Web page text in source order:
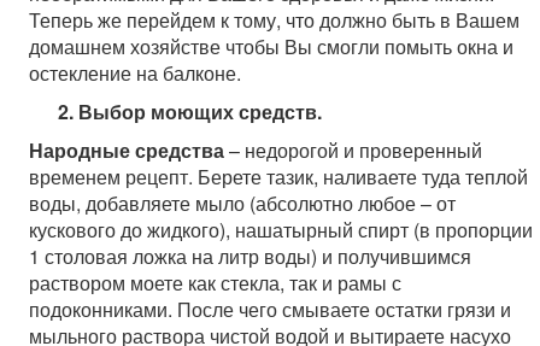
Теперь же перейдем к тому, что должно быть в Вашем
домашнем хозяйстве чтобы Вы смогли помыть окна и
остекление на балконе.
2. Выбор моющих средств.
Народные средства– недорогой и проверенный
временем рецепт. Берете тазик, наливаете туда теплой
воды, добавляете мыло (абсолютно любое – от
кускового до жидкого), нашатырный спирт (в пропорции
1 столовая ложка на литр воды) и получившимся
раствором моете как стекла, так и рамы с
подоконниками. После чего смываете остатки грязи и
мыльного раствора чистой водой и вытираете насухо